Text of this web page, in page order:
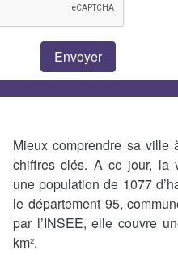
Mieux comprendre sa ville
chiffres clés. A ce jour, la
une population de 1077
le département 95,
par l’INSEE, elle couvre
km².